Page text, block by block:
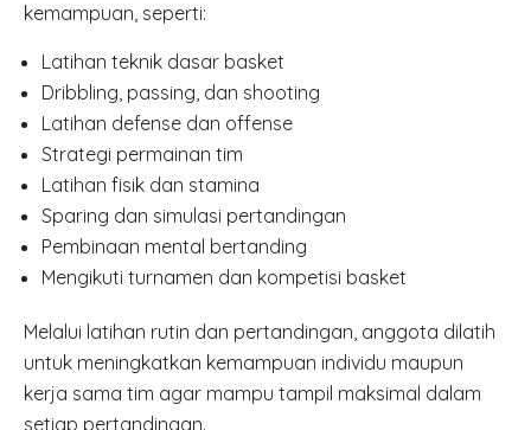
kemampuan, seperti:
Latihan teknik dasar basket
Dribbling, passing, dan shooting
Latihan defense dan offense
Strategi permainan tim
Latihan fisik dan stamina
Sparing dan simulasi pertandingan
Pembinaan mental bertanding
Mengikuti turnamen dan kompetisi basket
Melalui latihan rutin dan pertandingan, anggota dilatih
untuk meningkatkan kemampuan individu maupun
kerja sama tim agar mampu tampil maksimal dalam
setiap pertandingan.